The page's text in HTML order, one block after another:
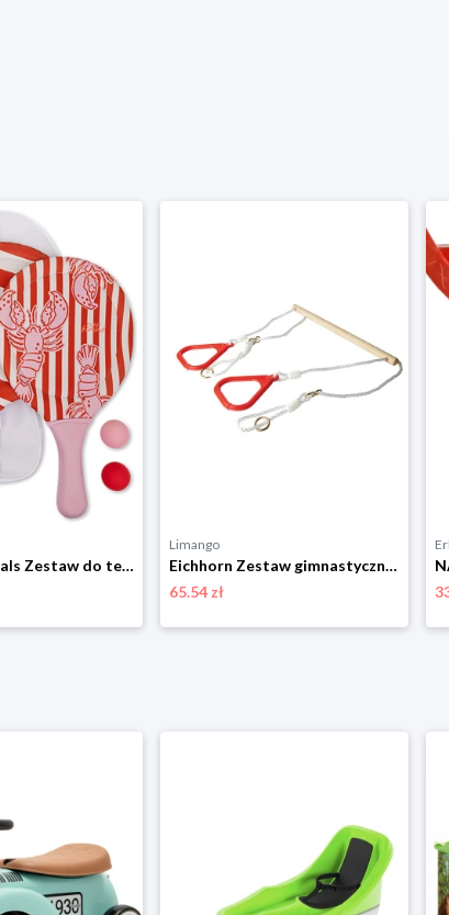
Swim Essentials Zestaw do tenisa plażowego "Lobster Bay" - 3+ rozmiar: onesize
Limango
Eichhorn Zestaw gimnastyczny 2w1 - 3+ rozmiar: onesize
65.54 zł